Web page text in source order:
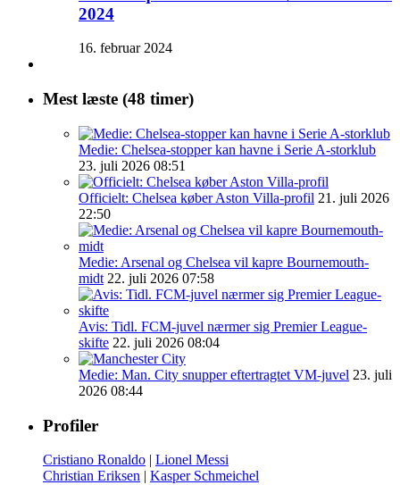
2024
16. februar 2024
Mest læste (48 timer)
Medie: Chelsea-stopper kan havne i Serie A-storklub
23. juli 2026 08:51
Officielt: Chelsea køber Aston Villa-profil 21. juli 2026
22:50
Medie: Arsenal og Chelsea vil kapre Bournemouth-
midt 22. juli 2026 07:58
Avis: Tidl. FCM-juvel nærmer sig Premier League-
skifte 22. juli 2026 08:04
Medie: Man. City snupper eftertragtet VM-juvel 23. juli
2026 08:44
Profiler
Cristiano Ronaldo | Lionel Messi
Christian Eriksen | Kasper Schmeichel